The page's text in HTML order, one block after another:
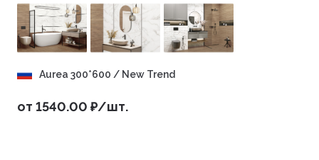
Aurea 300*600 / New Trend
от 1540.00 ₽/шт.